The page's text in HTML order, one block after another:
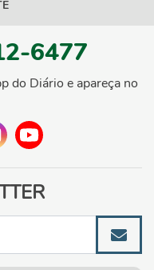
6477
do Diário e apareça no